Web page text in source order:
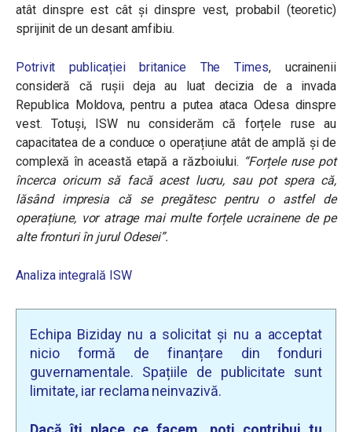
atât dinspre est cât și dinspre vest, probabil (teoretic)
sprijinit de un desant amfibiu.
Potrivit publicației britanice The Times, ucrainenii
consideră că rușii deja au luat decizia de a invada
Republica Moldova, pentru a putea ataca Odesa dinspre
vest. Totuși, ISW nu considerăm că forțele ruse au
capacitatea de a conduce o operațiune atât de amplă și de
complexă în această etapă a războiului. “Forțele ruse pot
încerca oricum să facă acest lucru, sau pot spera că,
lăsând impresia că se pregătesc pentru o astfel de
operațiune, vor atrage mai multe forțele ucrainene de pe
alte fronturi în jurul Odesei”.
Analiza integrală ISW
Echipa Biziday nu a solicitat și nu a acceptat
nicio formă de finanțare din fonduri
guvernamentale. Spațiile de publicitate sunt
limitate, iar reclama neinvazivă.